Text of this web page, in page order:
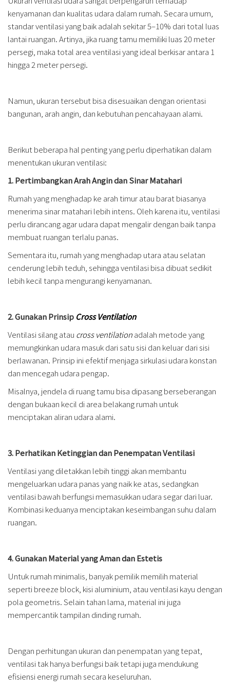
kenyamanan dan kualitas udara dalam rumah. Secara umum,
standar ventilasi yang baik adalah sekitar 5–10% dari total luas
lantai ruangan. Artinya, jika ruang tamu memiliki luas 20 meter
persegi, maka total area ventilasi yang ideal berkisar antara 1
hingga 2 meter persegi.
Namun, ukuran tersebut bisa disesuaikan dengan orientasi
bangunan, arah angin, dan kebutuhan pencahayaan alami.
Berikut beberapa hal penting yang perlu diperhatikan dalam
menentukan ukuran ventilasi:
1. Pertimbangkan Arah Angin dan Sinar Matahari
Rumah yang menghadap ke arah timur atau barat biasanya
menerima sinar matahari lebih intens. Oleh karena itu, ventilasi
perlu dirancang agar udara dapat mengalir dengan baik tanpa
membuat ruangan terlalu panas.
Sementara itu, rumah yang menghadap utara atau selatan
cenderung lebih teduh, sehingga ventilasi bisa dibuat sedikit
lebih kecil tanpa mengurangi kenyamanan.
2. Gunakan Prinsip Cross Ventilation
Ventilasi silang atau cross ventilationadalah metode yang
memungkinkan udara masuk dari satu sisi dan keluar dari sisi
berlawanan. Prinsip ini efektif menjaga sirkulasi udara konstan
dan mencegah udara pengap.
Misalnya, jendela di ruang tamu bisa dipasang berseberangan
dengan bukaan kecil di area belakang rumah untuk
menciptakan aliran udara alami.
3. Perhatikan Ketinggian dan Penempatan Ventilasi
Ventilasi yang diletakkan lebih tinggi akan membantu
mengeluarkan udara panas yang naik ke atas, sedangkan
ventilasi bawah berfungsi memasukkan udara segar dari luar.
Kombinasi keduanya menciptakan keseimbangan suhu dalam
ruangan.
4. Gunakan Material yang Aman dan Estetis
Untuk rumah minimalis, banyak pemilik memilih material
seperti breeze block, kisi aluminium, atau ventilasi kayu dengan
pola geometris. Selain tahan lama, material ini juga
mempercantik tampilan dinding rumah.
Dengan perhitungan ukuran dan penempatan yang tepat,
ventilasi tak hanya berfungsi baik tetapi juga mendukung
efisiensi energi rumah secara keseluruhan.